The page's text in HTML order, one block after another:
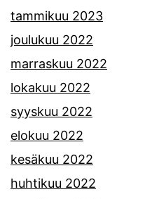
tammikuu 2023
joulukuu 2022
marraskuu 2022
lokakuu 2022
syyskuu 2022
elokuu 2022
kesäkuu 2022
huhtikuu 2022